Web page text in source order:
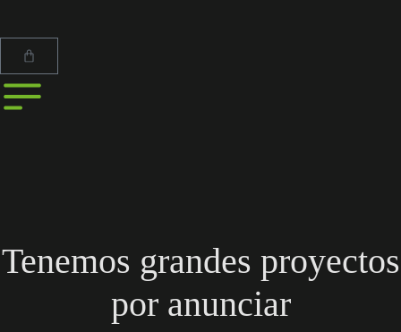
Tenemos grandes proyectos
por anunciar